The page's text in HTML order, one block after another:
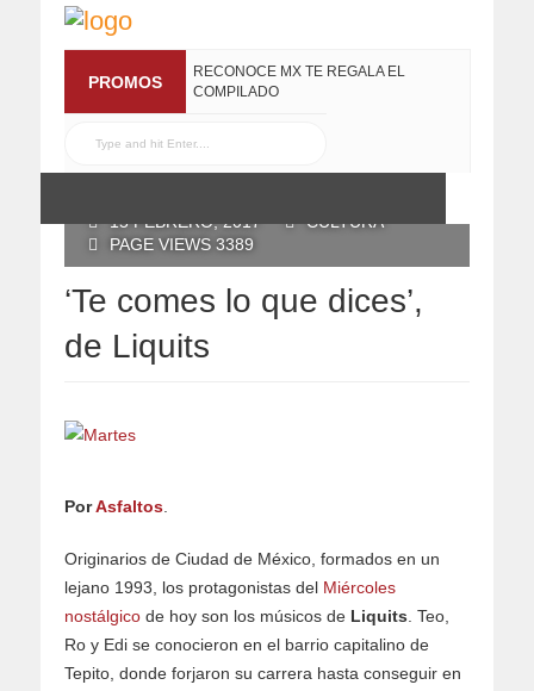
PROMOS
RECONOCE MX TE REGALA EL
COMPILADO
15 FEBRERO, 2017
CULTURA
PAGE VIEWS 3389
‘Te comes lo que dices’,
de Liquits
PorAsfaltos
Originarios de Ciudad de México, formados en un
lejano 1993, los protagonistas del Miércoles
nostálgico de hoy son los músicos de Liquits . Teo,
Ro y Edi se conocieron en el barrio capitalino de
Tepito, donde forjaron su carrera hasta conseguir en